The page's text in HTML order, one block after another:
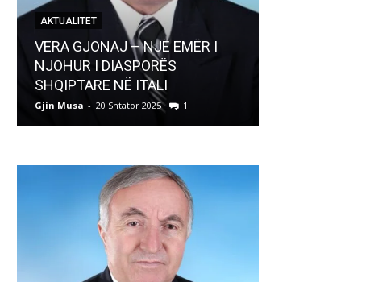
AKTUALITET
VERA GJONAJ – NJË EMËR I
NJOHUR I DIASPORËS
SHQIPTARE NË ITALI
Gjin Musa - 20 Shtator 2025 1